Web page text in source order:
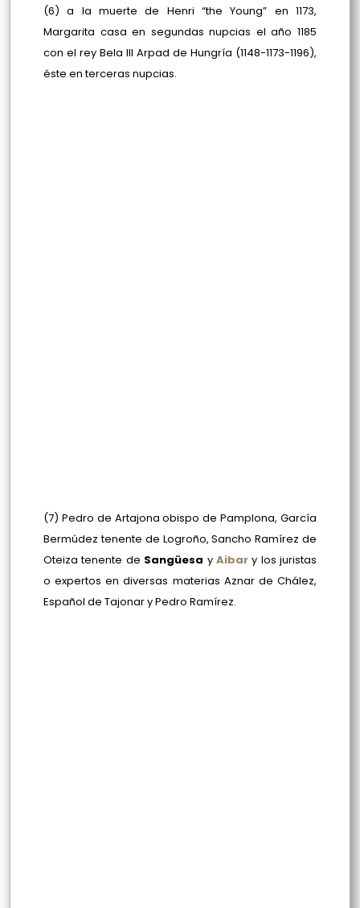
(6) a la muerte de Henri “the Young” en 1173,
Margarita casa en segundas nupcias el año 1185
con el rey Bela III Arpad de Hungría (1148-1173-1196),
éste en terceras nupcias.
(7) Pedro de Artajona obispo de Pamplona, García
Bermúdez tenente de Logroño, Sancho Ramírez de
Oteiza tenente de Sangüesa y Aibary los juristas
o expertos en diversas materias Aznar de Chález,
Español de Tajonar y Pedro Ramírez.